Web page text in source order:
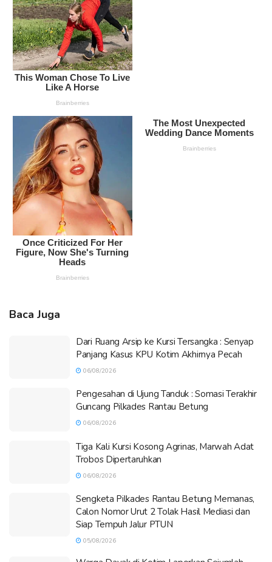
Baca Juga
Dari Ruang Arsip ke Kursi Tersangka : Senyap
Panjang Kasus KPU Kotim Akhirnya Pecah
06/08/2026
Pengesahan di Ujung Tanduk : Somasi Terakhir
Guncang Pilkades Rantau Betung
06/08/2026
Tiga Kali Kursi Kosong Agrinas, Marwah Adat
Trobos Dipertaruhkan
06/08/2026
Sengketa Pilkades Rantau Betung Memanas,
Calon Nomor Urut 2 Tolak Hasil Mediasi dan
Siap Tempuh Jalur PTUN
05/08/2026